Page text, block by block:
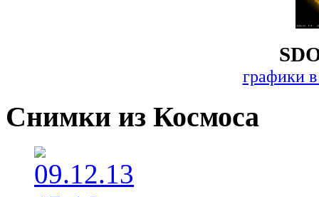
графики
Снимки из Космоса